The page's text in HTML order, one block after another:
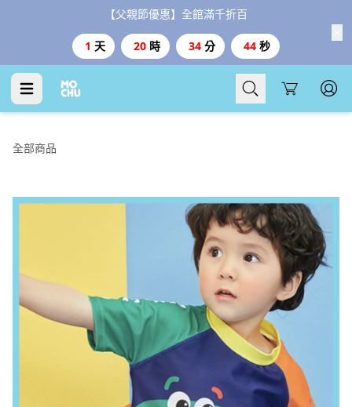
【父親節優惠】全館滿千折百
1 天 20 時 34 分 43 秒
Cart
全部商品